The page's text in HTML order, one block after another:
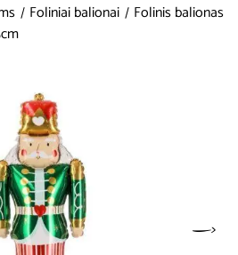
Foliniai balionai
Folinis balionas